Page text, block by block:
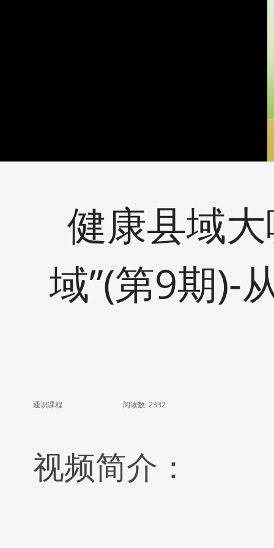
健康县域
域”(第9期)-
通识课程 阅读数:2332
视频简介：